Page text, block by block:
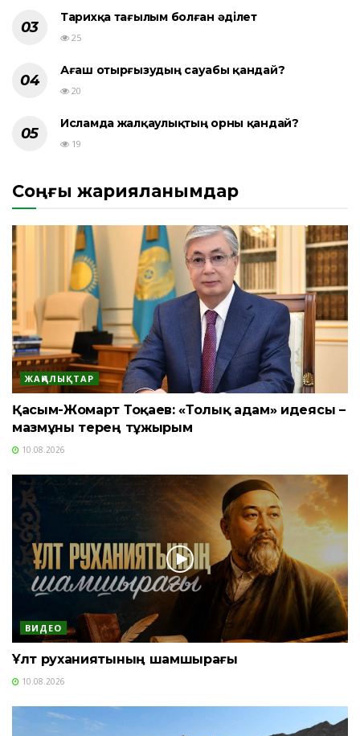
Тарихқа тағылым болған әділет
25
Ағаш отырғызудың сауабы қандай?
20
Исламда жалқаулықтың орны қандай?
19
Соңғы жарияланымдар
ЖАҢАЛЫҚТАР
Қасым-Жомарт Тоқаев: «Толық адам» идеясы –
мазмұны терең тұжырым
10.08.2026
ВИДЕО
Ұлт руханиятының шамшырағы
10.08.2026